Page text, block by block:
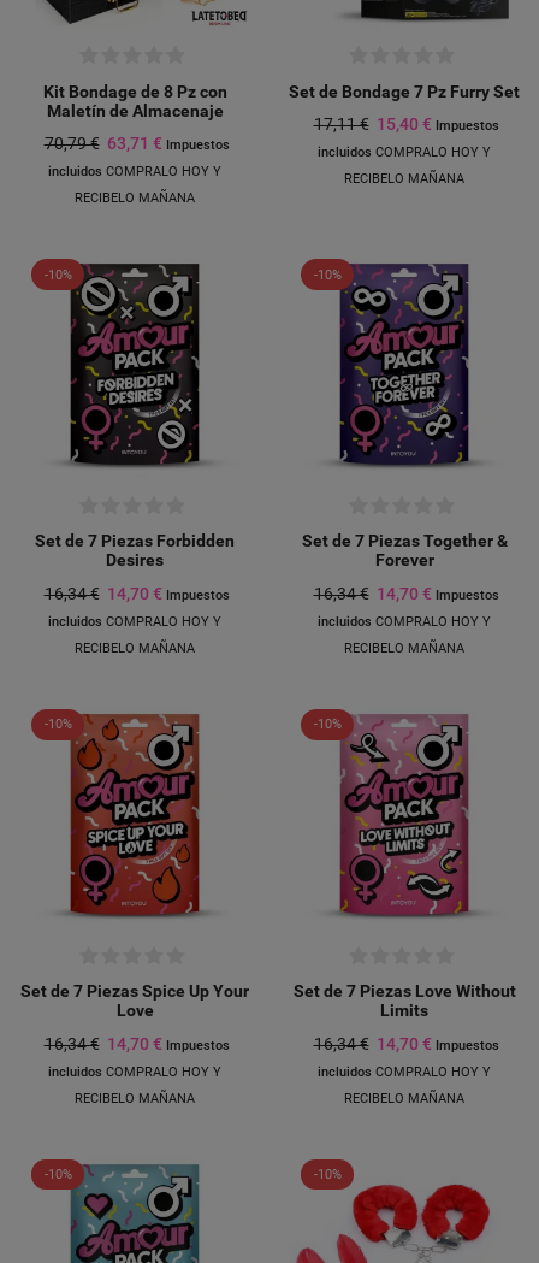
Kit Bondage de 8 Pz con
Maletín de Almacenaje
70,79 € 63,71 € Impuestos
incluidos COMPRALO HOY Y
RECIBELO MAÑANA
Set de Bondage 7 Pz Furry Set
17,11 € 15,40 € Impuestos
incluidos COMPRALO HOY Y
RECIBELO MAÑANA
-10%
Set de 7 Piezas Forbidden
Desires
16,34 € 14,70 € Impuestos
incluidos COMPRALO HOY Y
RECIBELO MAÑANA
-10%
Set de 7 Piezas Together &
Forever
16,34 € 14,70 € Impuestos
incluidos COMPRALO HOY Y
RECIBELO MAÑANA
-10%
Set de 7 Piezas Spice Up Your
Love
16,34 € 14,70 € Impuestos
incluidos COMPRALO HOY Y
RECIBELO MAÑANA
-10%
Set de 7 Piezas Love Without
Limits
16,34 € 14,70 € Impuestos
incluidos COMPRALO HOY Y
RECIBELO MAÑANA
-10% -10%